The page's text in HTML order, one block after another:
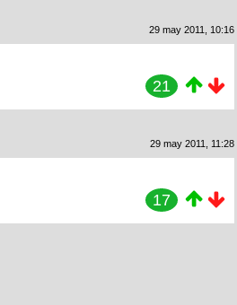
29 may 2011, 10:16
21
29 may 2011, 11:28
17